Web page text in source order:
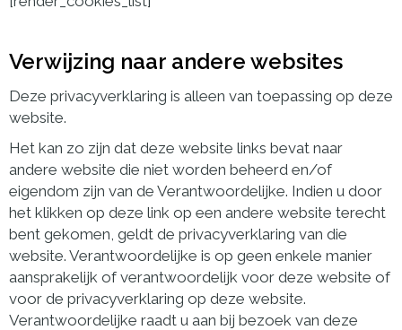
Verwijzing naar andere websites
Deze privacyverklaring is alleen van toepassing op deze
website.
Het kan zo zijn dat deze website links bevat naar
andere website die niet worden beheerd en/of
eigendom zijn van de Verantwoordelijke. Indien u door
het klikken op deze link op een andere website terecht
bent gekomen, geldt de privacyverklaring van die
website. Verantwoordelijke is op geen enkele manier
aansprakelijk of verantwoordelijk voor deze website of
voor de privacyverklaring op deze website.
Verantwoordelijke raadt u aan bij bezoek van deze